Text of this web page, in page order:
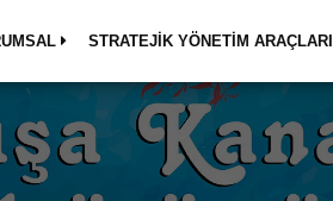
STRATEJİK YÖNETİM ARAÇLARI